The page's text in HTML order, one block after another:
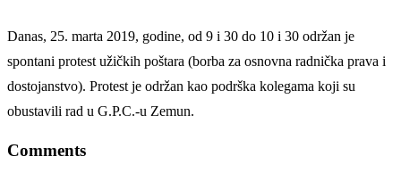
Danas, 25. marta 2019, godine, od 9 i 30 do 10 i 30 održan je
spontani protest užičkih poštara (borba za osnovna radnička prava i
dostojanstvo). Protest je održan kao podrška kolegama koji su
obustavili rad u G.P.C.-u Zemun.
Comments